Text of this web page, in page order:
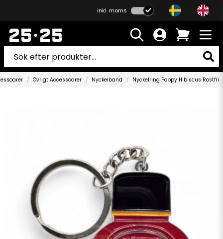
inkl. moms
Övrigt Accessoarer Nyckelband Nyckelring Poppy Hibiscus Rostfri